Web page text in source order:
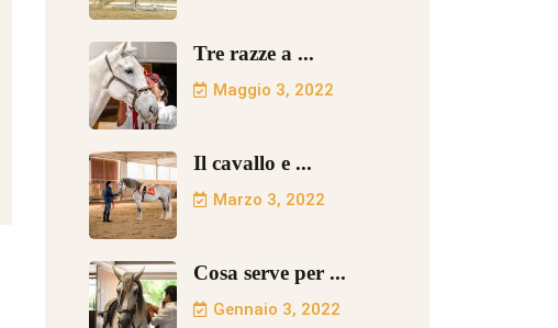
Tre razze a ...
Maggio 3, 2022
Il cavallo e ...
Marzo 3, 2022
Cosa serve per ...
Gennaio 3, 2022